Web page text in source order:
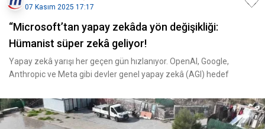
07 Kasım 2025 17:17
“Microsoft’tan yapay zekâda yön değişikliği:
Hümanist süper zekâ geliyor!
Yapay zekâ yarışı her geçen gün hızlanıyor. OpenAI, Google,
Anthropic ve Meta gibi devler genel yapay zekâ (AGI) hedef